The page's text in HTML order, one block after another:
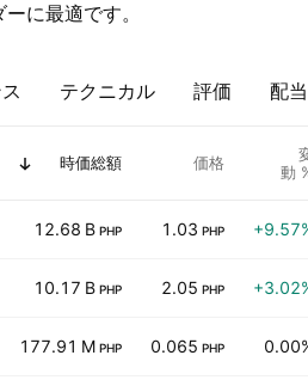
に最適です。
テクニカル 評価 配当
時価総額 価格
動
12.68 B PHP 1.03 PHP
10.17 B PHP 2.05 PHP
177.91 M PHP 0.065 PHP